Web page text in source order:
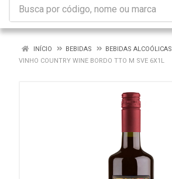
INÍCIO BEBIDAS
BEBIDAS ALCOÓLICAS
VINHO COUNTRY WINE BORDO TTO M SVE 6X1L